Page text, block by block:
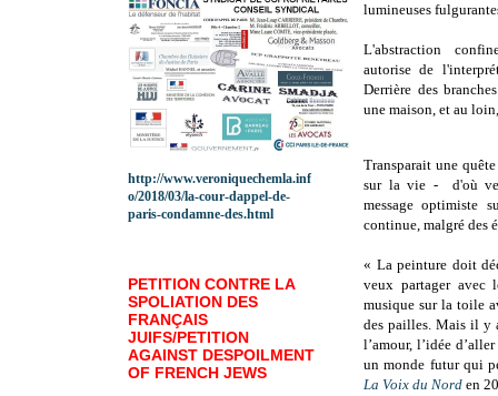
lumineuses
L'abstraction
autorise de
Derrière des
une maison, et au
Transparait une
sur la vie - d'où
message optimiste
continue, malgré des
« La peinture doit
veux partager avec
musique sur la toile
des pailles. Mais il y
l’amour, l’idée
un monde futur qui
La Voix du Nord en
http://www.veroniquechemla.inf
o/2018/03/la-cour-dappel-de-
paris-condamne-des.html
PETITION CONTRE LA
SPOLIATION DES
FRANÇAIS
JUIFS/PETITION
AGAINST DESPOILMENT
OF FRENCH JEWS